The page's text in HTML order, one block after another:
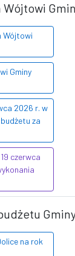
Wójtowi
Gminy
2026 r. w
za
czerwca
na rok